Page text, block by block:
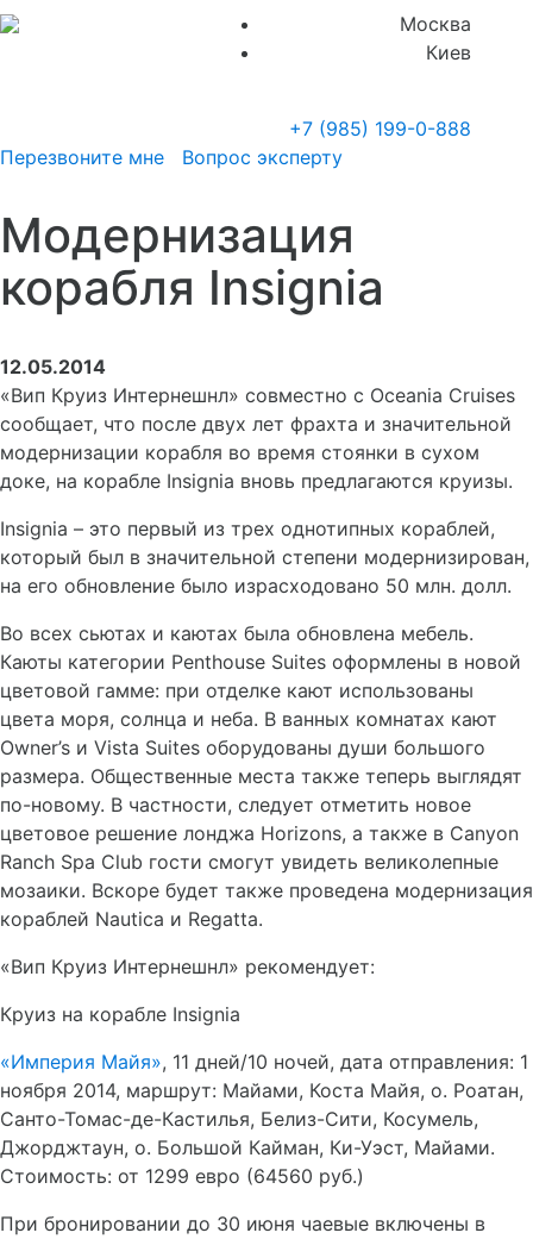
Москва
Киев
+7 (985) 199-0-888
Перезвоните мне
Вопрос эксперту
Модернизация
корабля Insignia
12.05.2014
«Вип Круиз Интернешнл» совместно с Oceania Cruises
сообщает, что после двух лет фрахта и значительной
модернизации корабля во время стоянки в сухом
доке, на корабле Insignia вновь предлагаются круизы.
Insignia – это первый из трех однотипных кораблей,
который был в значительной степени модернизирован,
на его обновление было израсходовано 50 млн. долл.
Во всех сьютах и каютах была обновлена мебель.
Каюты категории Penthouse Suites оформлены в новой
цветовой гамме: при отделке кают использованы
цвета моря, солнца и неба. В ванных комнатах кают
Owner’s и Vista Suites оборудованы души большого
размера. Общественные места также теперь выглядят
по-новому. В частности, следует отметить новое
цветовое решение лонджа Horizons, а также в Canyon
Ranch Spa Club гости смогут увидеть великолепные
мозаики. Вскоре будет также проведена модернизация
кораблей Nautica и Regatta.
«Вип Круиз Интернешнл» рекомендует:
Круиз на корабле Insignia
«Империя Майя», 11 дней/10 ночей, дата отправления: 1
ноября 2014, маршрут: Майами, Коста Майя, о. Роатан,
Санто-Томас-де-Кастилья, Белиз-Сити, Косумель,
Джорджтаун, о. Большой Кайман, Ки-Уэст, Майами.
Стоимость: от 1299 евро (64560 руб.)
При бронировании до 30 июня чаевые включены в